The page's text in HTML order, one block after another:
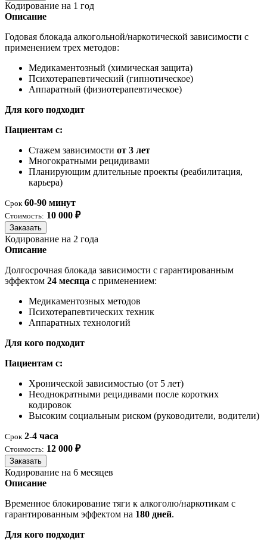
Кодирование на 1 год
Описание
Годовая блокада алкогольной/наркотической зависимости с
применением трех методов:
Медикаментозный (химическая защита)
Психотерапевтический (гипнотическое)
Аппаратный (физиотерапевтическое)
Для кого подходит
Пациентам с:
Стажем зависимости от 3 лет
Многократными рецидивами
Планирующим длительные проекты (реабилитация,
карьера)
Срок 60-90 минут
Стоимость: 10 000 ₽
Заказать
Кодирование на 2 года
Описание
Долгосрочная блокада зависимости с гарантированным
эффектом 24 месяца с применением:
Медикаментозных методов
Психотерапевтических техник
Аппаратных технологий
Для кого подходит
Пациентам с:
Хронической зависимостью (от 5 лет)
Неоднократными рецидивами после коротких
кодировок
Высоким социальным риском (руководители, водители)
Срок 2-4 часа
Стоимость: 12 000 ₽
Заказать
Кодирование на 6 месяцев
Описание
Временное блокирование тяги к алкоголю/наркотикам с
гарантированным эффектом на 180 дней.
Для кого подходит